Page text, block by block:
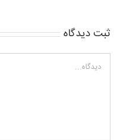
ثبت ديدگاه